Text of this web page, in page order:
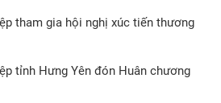
tham gia hội nghị xúc tiến thương
tỉnh Hưng Yên đón Huân chương